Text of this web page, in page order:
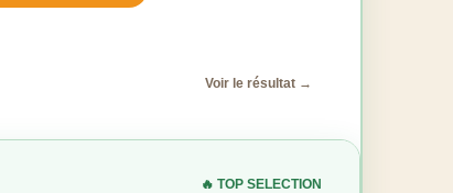
Voir le résultat →
🔥 TOP SELECTION